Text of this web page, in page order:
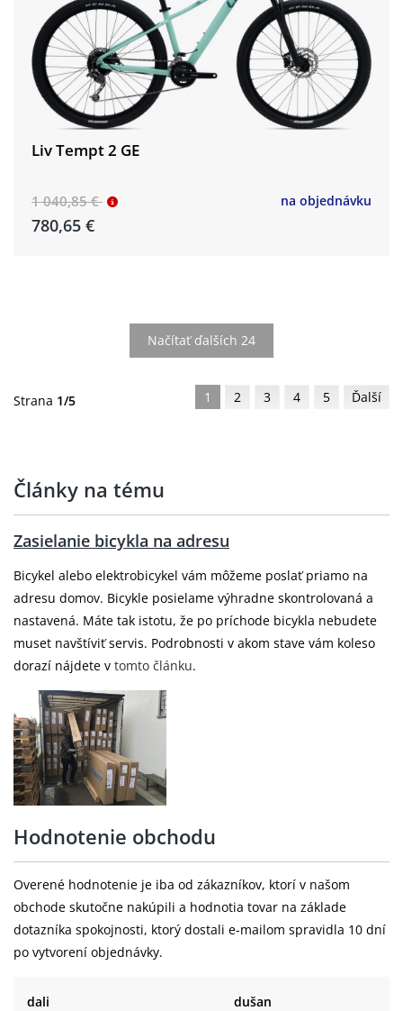
Liv Tempt 2 GE
1 040,85 €
780,65 €
na objednávku
Načítať ďalších 24
Strana 1/5 Ďalší
5
4
3
2
1
Články na tému
Zasielanie bicykla na adresu
Bicykel alebo elektrobicykel vám môžeme poslať priamo na
adresu domov. Bicykle posielame výhradne skontrolovaná a
nastavená. Máte tak istotu, že po príchode bicykla nebudete
muset navštíviť servis. Podrobnosti v akom stave vám koleso
dorazí nájdete v tomto článku.
Hodnotenie obchodu
Overené hodnotenie je iba od zákazníkov, ktorí v našom
obchode skutočne nakúpili a hodnotia tovar na základe
dotazníka spokojnosti, ktorý dostali e-mailom spravidla 10 dní
po vytvorení objednávky.
dali dušan